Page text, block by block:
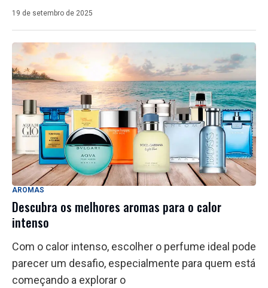
19 de setembro de 2025
AROMAS
Descubra os melhores aromas para o calor
intenso
Com o calor intenso, escolher o perfume ideal pode
parecer um desafio, especialmente para quem está
começando a explorar o